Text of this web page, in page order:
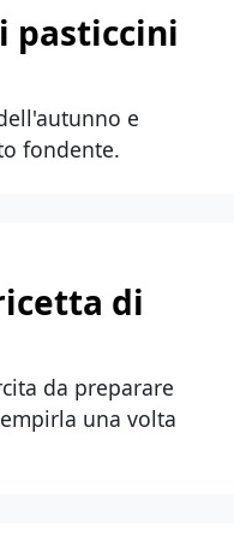
pasticcini
e
fondente.
di
da preparare
una volta